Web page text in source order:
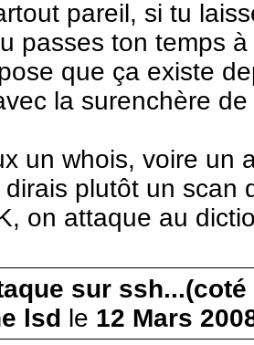
pareil, si tu
passes ton temps
que ça existe
la surenchère
un whois, voire un
plutôt un scan
on attaque au
sur
lsd le 12 Mars